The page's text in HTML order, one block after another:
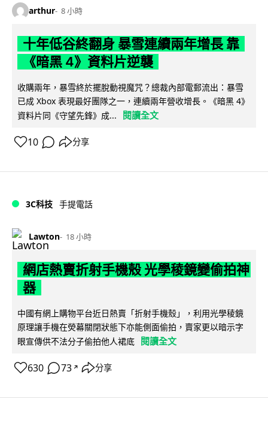
arthur 8 小時
十年低谷終翻身 暴雪連續兩年增長 靠
《暗黑 4》資料片逆襲
收購兩年，暴雪終於擺脫動視魔咒？總裁內部電郵流出：暴雪
已成 Xbox 表現最好團隊之一，連續兩年營收增長。《暗黑 4》
資料片同《守望先鋒》成...
閱讀全文
10 分享
3C科技 手提電話
Lawton 18 小時
網店熱賣折射手機殼 光學稜鏡變偷拍神
器
中國有網上購物平台近日熱賣「折射手機殼」，利用光學稜鏡
原理讓手機在熒幕關閉狀態下亦能側面偷拍，賣家更以暗示字
眼宣傳供不法分子偷拍他人裙底 閱讀全文
630 73 ↗ 分享